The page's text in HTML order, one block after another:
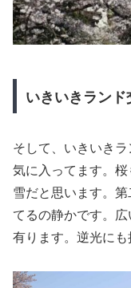
いきいきランド
そして、いきいきラ
気に入ってます。
雪だと思います。
てるの静かです。
有ります。逆光にも